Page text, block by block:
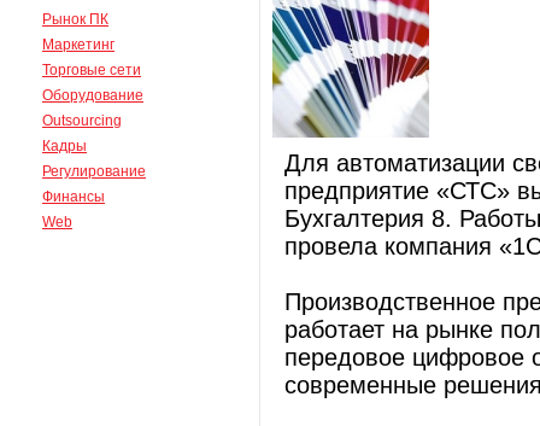
Рынок ПК
Маркетинг
Торговые сети
Оборудование
Outsourcing
Кадры
Регулирование
Финансы
Web
Для автоматизации
предприятие «СТС»
Бухгалтерия 8.
провела компания
Производственное
работает на рынке
передовое цифровое
современные